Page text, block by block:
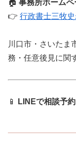
🏠 事務所ホームペ
👉 行政書士三牧
川口市・さいたま
務・任意後見に関
📱 LINEで相談予